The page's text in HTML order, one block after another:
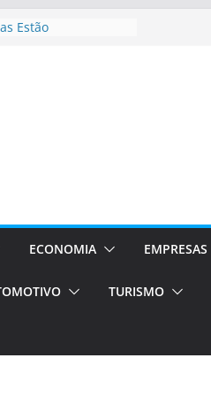
Estão
em Porto
de transfer,
de alto padrão
bolsas –
para o segundo
únicas e
de volta!
ECONOMIA EMPRESAS
TURISMO